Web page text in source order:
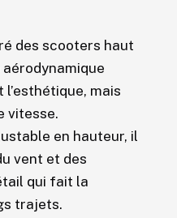
des scooters haut
mais
vitesse.
en hauteur, il
vent et des
qui fait la
trajets.